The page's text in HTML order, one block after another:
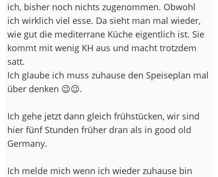
ich, bisher noch nichts zugenommen. Obwohl
ich wirklich viel esse. Da sieht man mal wieder,
wie gut die mediterrane Küche eigentlich ist. Sie
kommt mit wenig KH aus und macht trotzdem
satt.
Ich glaube ich muss zuhause den Speiseplan mal
über denken 😉😉.
Ich gehe jetzt dann gleich frühstücken, wir sind
hier fünf Stunden früher dran als in good old
Germany.
Ich melde mich wenn ich wieder zuhause bin